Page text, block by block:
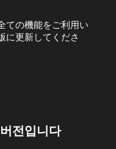
ての機能をご利用い
に更新してくださ
전입니다